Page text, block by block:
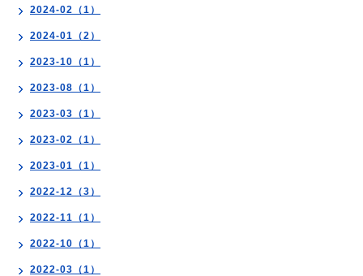
2024-02（1）
2024-01（2）
2023-10（1）
2023-08（1）
2023-03（1）
2023-02（1）
2023-01（1）
2022-12（3）
2022-11（1）
2022-10（1）
2022-03（1）